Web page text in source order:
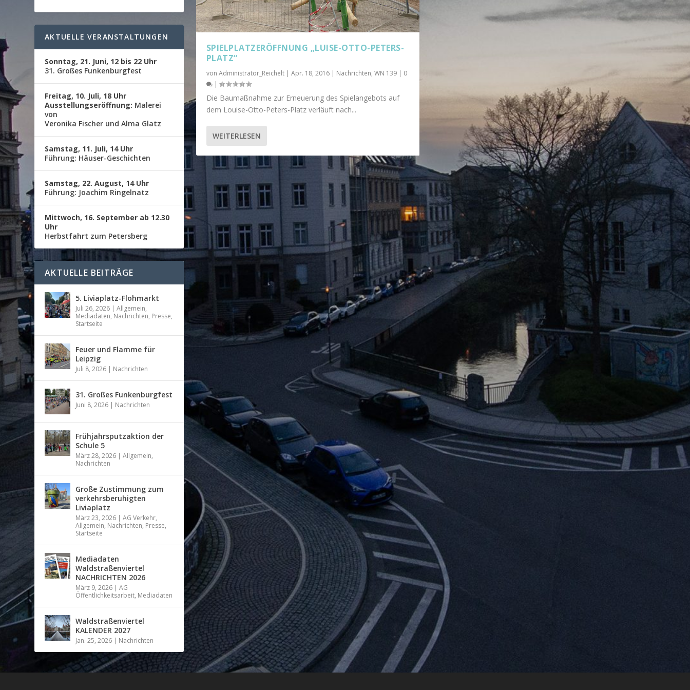
SPIELPLATZERÖFFNUNG „LUISE-OTTO-PETERS-
PLATZ“
von Administrator_Reichelt| Apr. 18, 2016| Nachrichten, WN 139| 0
|
Die Baumaßnahme zur Erneuerung des Spielangebots auf
dem Louise-Otto-Peters-Platz verläuft nach...
WEITERLESEN
AKTUELLE VERANSTALTUNGEN
Sonntag, 21. Juni, 12 bis 22 Uhr
31. Großes Funkenburgfest
Freitag, 10. Juli, 18 Uhr
Ausstellungseröffnung: Malerei
von
Veronika Fischer und Alma Glatz
Samstag, 11. Juli, 14 Uhr
Führung: Häuser-Geschichten
Samstag, 22. August, 14 Uhr
Führung: Joachim Ringelnatz
Mittwoch, 16. September ab 12.30
Uhr
Herbstfahrt zum Petersberg
AKTUELLE BEITRÄGE
5. Liviaplatz-Flohmarkt
Juli 26, 2026 |Allgemein,
Mediadaten, Nachrichten, Presse,
Startseite
Feuer und Flamme für
Leipzig
Juli 8, 2026 | Nachrichten
31. Großes Funkenburgfest
Juni 8, 2026 | Nachrichten
Frühjahrsputzaktion der
Schule 5
März 28, 2026 |Allgemein,
Nachrichten
Große Zustimmung zum
verkehrsberuhigten
Liviaplatz
März 23, 2026 |AG Verkehr,
Allgemein, Nachrichten, Presse,
Startseite
Mediadaten
Waldstraßenviertel
NACHRICHTEN 2026
März 9, 2026 |AG
Öffentlichkeitsarbeit, Mediadaten
Waldstraßenviertel
KALENDER 2027
Jan. 25, 2026 | Nachrichten